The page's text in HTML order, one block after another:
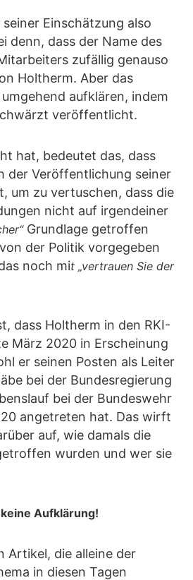
Einschätzung also
denn, dass der Name des
zufällig genauso
Holtherm. Aber das
aufklären, indem
veröffentlicht.
hat, bedeutet das, dass
der Veröffentlichung seiner
um zu vertuschen, dass die
nicht auf irgendeiner
Grundlage getroffen
der Politik vorgegeben
noch mit „vertrauen Sie der
dass Holtherm in den RKI-
März 2020 in Erscheinung
er seinen Posten als Leiter
bei der Bundesregierung
bei der Bundeswehr
angetreten hat. Das wirft
auf, wie damals die
wurden und wer sie
Aufklärung!
Artikel, die alleine der
in diesen Tagen